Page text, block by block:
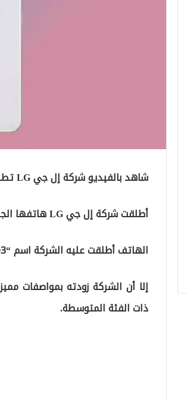
شاهد بالفيديو شركة إل جي LG تطلق هاتفها الجديد شبيه آيفون
أطلقت شركة إل جي LG هاتفها الجديد شبيه آيفون, ليبدو أقرب لهاتف آيفون بملامحه الجديدة.
الهاتف أطلقت عليه الشركة اسم “Style3”, وينافس بميزاته الجديدة الفئة المتوسطة في الأسواق.
إلا أن الشركة زودته بمواصفات
ذات الفئة المتوسطة.